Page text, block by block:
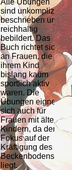
Alle Übungen
sind unkompliziert
beschrieben und
reichhaltig
bebildert. Das
Buch richtet sich
an Frauen, die mit
ihrem Kind
bislang kaum
sportlich aktiv
waren. Die
Übungen eignen
sich auch für
Frauen mit älteren
Kindern, da der
Fokus auf der
Kräftigung des
Beckenbodens
liegt.